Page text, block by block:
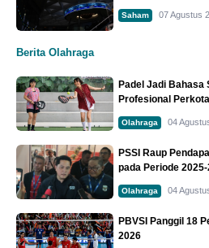
Saham 07 Agustus
Berita Olahraga
Padel Jadi Bahasa
Profesional
Olahraga 04
PSSI Raup
pada Periode
Olahraga 04
PBVSI Panggil 18
2026